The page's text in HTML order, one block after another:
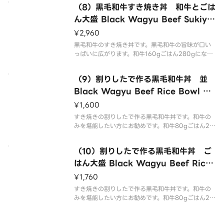
（8）黒毛和牛すき焼き丼 和牛とごは
ん大盛 Black Wagyu Beef Sukiya
ki Rice Bowl Wagyu ＆ Rice Lar
ge
¥2,960
黒毛和牛のすき焼き丼です。黒毛和牛の旨味が口い
っぱいに広がります。和牛160gごはん280gになり
（9）割りしたで作る黒毛和牛丼 並
Black Wagyu Beef Rice Bowl wi
th Sukiyaki Stock Regular
¥1,600
すき焼きの割りしたで作る黒毛和牛丼です。和牛の
みを堪能したい方にお勧めです。和牛80gごはん20
（10）割りしたで作る黒毛和牛丼 ご
はん大盛 Black Wagyu Beef Rice
Bowl with Sukiyaki Stock Rice L
arge
¥1,760
すき焼きの割りしたで作る黒毛和牛丼です。和牛の
みを堪能したい方にお勧めです。和牛80gごはん28